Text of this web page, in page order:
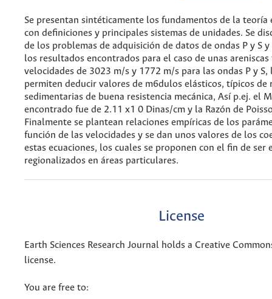
Se presentan sintéticamente los fundamentos de la teoría
con definiciones y principales sistemas de unidades. Se
de los problemas de adquisición de datos de ondas P y S
los resultados encontrados para el caso de unas
velocidades de 3023 m/s y 1772 m/s para las ondas P y S,
permiten deducir valores de m6dulos elásticos, típicos de
sedimentarias de buena resistencia mecánica, Así p.ej. el
encontrado fue de 2.11 x1 0 Dinas/cm y la Razón de
Finalmente se plantean relaciones empíricas de los
función de las velocidades y se dan unos valores de los
estas ecuaciones, los cuales se proponen con el fin de ser
regionalizados en áreas particulares.
License
Earth Sciences Research Journal holds a Creative
license.
You are free to: